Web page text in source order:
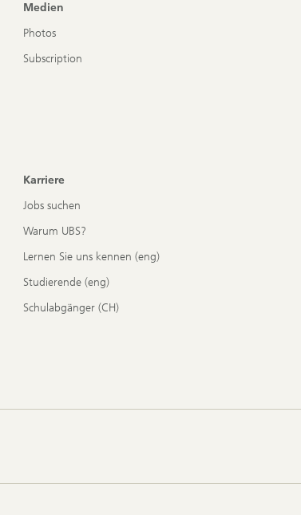
Medien
Photos
Subscription
Karriere
Jobs suchen
Warum UBS?
Lernen Sie uns kennen (eng)
Studierende (eng)
Schulabgänger (CH)